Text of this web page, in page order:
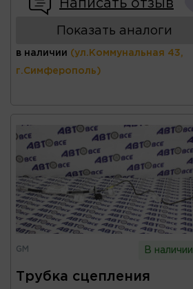
Написать отзыв
Показать аналоги
в наличии (ул.Коммунальная 43,
г.Симферополь)
GM В наличии
Трубка сцепления